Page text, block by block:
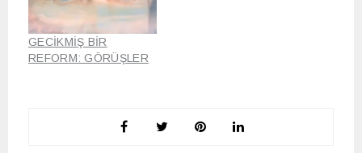
GECİKMİŞ BİR
REFORM: GÖRÜŞLER